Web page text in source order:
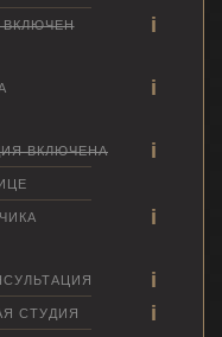
ВКЛЮЧЕНА
СТУДИЯ